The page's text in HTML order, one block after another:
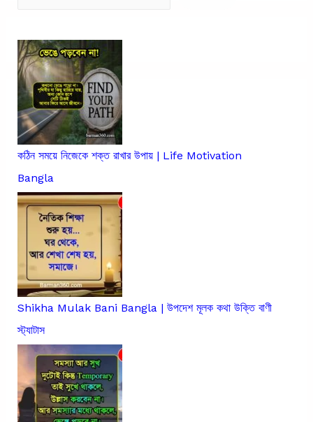
কঠিন সময়ে নিজেকে শক্ত রাখার উপায় | Life Motivation
Bangla
Shikha Mulak Bani Bangla | উপদেশ মূলক কথা উক্তি বাণী
স্ট্যাটাস